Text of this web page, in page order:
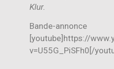
Klur.
Bande-
[youtube]https://
v=U55G_PiSFh0[/